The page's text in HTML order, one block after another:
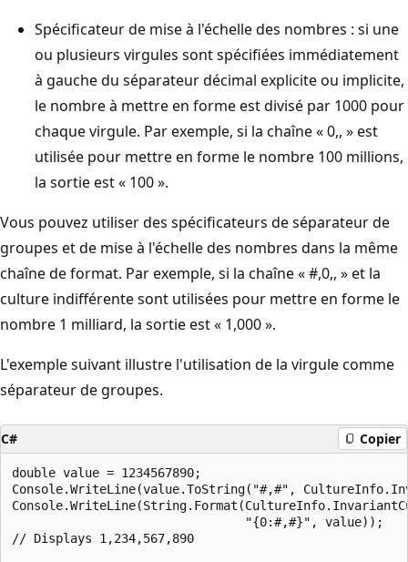
Spécificateur de mise à l'échelle des nombres : si une
ou plusieurs virgules sont spécifiées immédiatement
à gauche du séparateur décimal explicite ou implicite,
le nombre à mettre en forme est divisé par 1000 pour
chaque virgule. Par exemple, si la chaîne « 0,, » est
utilisée pour mettre en forme le nombre 100 millions,
la sortie est « 100 ».
Vous pouvez utiliser des spécificateurs de séparateur de
groupes et de mise à l'échelle des nombres dans la même
chaîne de format. Par exemple, si la chaîne « #,0,, » et la
culture indifférente sont utilisées pour mettre en forme le
nombre 1 milliard, la sortie est « 1,000 ».
L'exemple suivant illustre l'utilisation de la virgule comme
séparateur de groupes.
C# Copier
double value = 1234567890;
Console.WriteLine(value.ToString("#,#",
                                "{0:#,#}", value));
// Displays 1,234,567,890